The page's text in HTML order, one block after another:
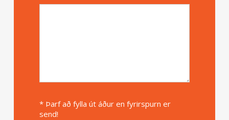
* Þarf að fylla út áður en fyrirspurn er
send!